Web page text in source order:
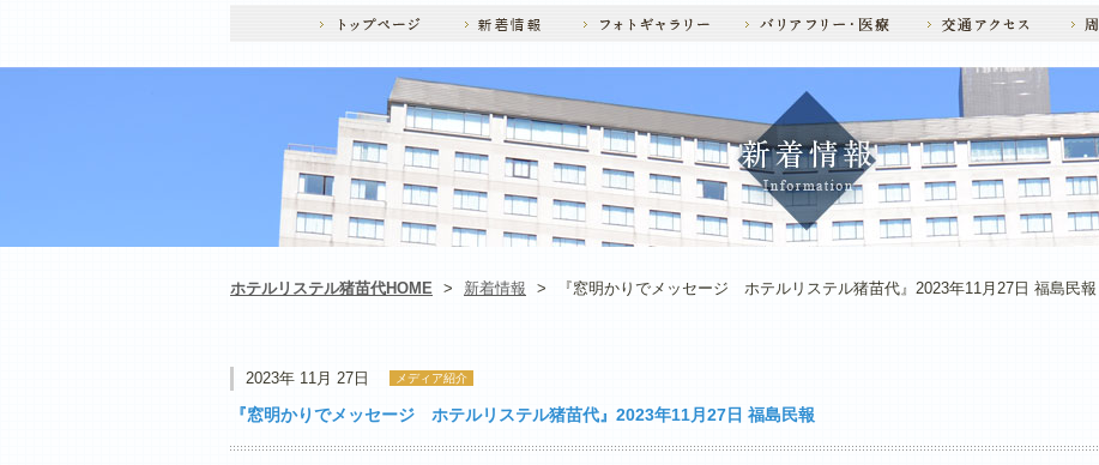
ホテルリステル猪苗代HOME > 新着情報 > 『窓明かりでメッセージ ホテルリステル猪苗代』2023年11月27日 福島民報
2023年 11月 27日 メディア紹介
『窓明かりでメッセージ ホテルリステル猪苗代』2023年11月27日 福島民報